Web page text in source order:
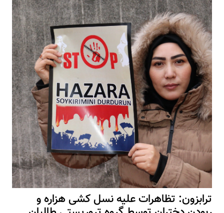
ترابزون: تظاهرات علیه نسل کشی هزاره و